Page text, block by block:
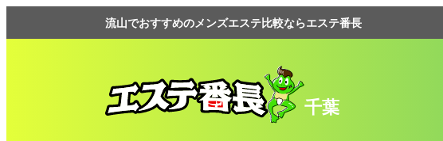
流山でおすすめのメンズエステ比較ならエステ番長
千葉